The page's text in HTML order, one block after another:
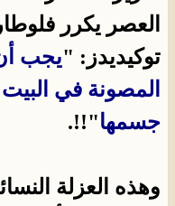
العصر يكرر
توكيديدز: "يجب
المصونة في
جسمها"!!.
وهذه العزلة